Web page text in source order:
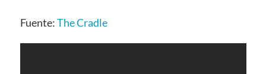
Fuente:The Cradle